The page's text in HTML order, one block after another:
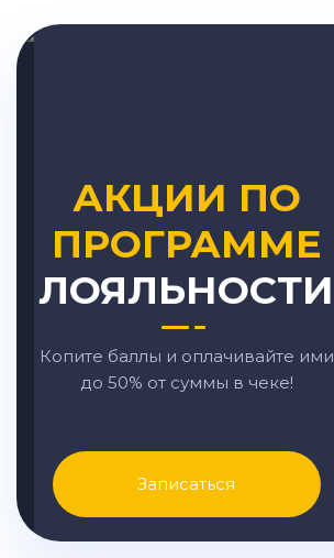
АКЦИИ ПО
ПРОГРАММЕ
ЛОЯЛЬНОСТИ
Копите баллы и оплачивайте ими
до 50% от суммы в чеке!
Записаться